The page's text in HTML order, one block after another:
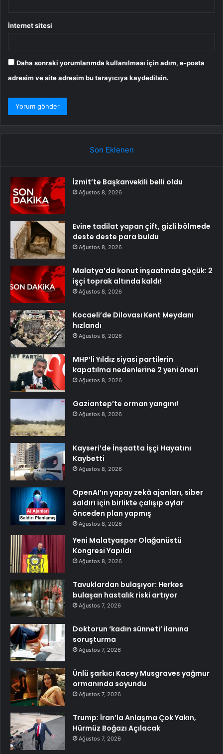
İnternet sitesi
Daha sonraki yorumlarımda kullanılması için adım, e-posta
adresim ve site adresim bu tarayıcıya kaydedilsin.
Son Eklenen
İzmit’te Başkanvekili belli oldu
Ağustos 8, 2026
Evine tadilat yapan çift, gizli bölmede
deste deste para buldu
Ağustos 8, 2026
Malatya’da konut inşaatında göçük: 2
işçi toprak altında kaldı!
Ağustos 8, 2026
Kocaeli’de Dilovası Kent Meydanı
hızlandı
Ağustos 8, 2026
MHP’li Yıldız siyasi partilerin
kapatılma nedenlerine 2 yeni öneri
Ağustos 8, 2026
Gaziantep’te orman yangını!
Ağustos 8, 2026
Kayseri’de İnşaatta İşçi Hayatını
Kaybetti
Ağustos 8, 2026
OpenAI’ın yapay zekâ ajanları, siber
saldırı için birlikte çalışıp aylar
önceden plan yapmış
Ağustos 8, 2026
Yeni Malatyaspor Olağanüstü
Kongresi Yapıldı
Ağustos 8, 2026
Tavuklardan bulaşıyor: Herkes
bulaşan hastalık riski artıyor
Ağustos 7, 2026
Doktorun ‘kadın sünneti’ ilanına
soruşturma
Ağustos 7, 2026
Ünlü şarkıcı Kacey Musgraves yağmur
ormanında soyundu
Ağustos 7, 2026
Trump: İran’la Anlaşma Çok Yakın,
Hürmüz Boğazı Açılacak
Ağustos 7, 2026